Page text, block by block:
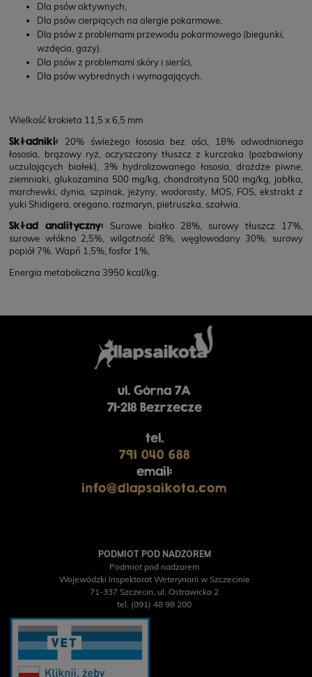
Dla psów aktywnych,
Dla psów cierpiących na alergie pokarmowe,
Dla psów z problemami przewodu pokarmowego (biegunki,
wzdęcia, gazy).
Dla psów z problemami skóry i sierści,
Dla psów wybrednych i wymagających.
Wielkość krokieta 11,5 x 6,5 mm
Składniki: 20% świeżego łososia bez ości, 18% odwodnionego
łososia, brązowy ryż, oczyszczony tłuszcz z kurczaka (pozbawiony
uczulających białek), 3% hydrolizowanego łososia, drożdże piwne,
ziemniaki, glukozamina 500 mg/kg, chondroityna 500 mg/kg, jabłka,
marchewki, dynia, szpinak, jeżyny, wodorosty, MOS, FOS, ekstrakt z
yuki Shidigera, oregano, rozmaryn, pietruszka, szałwia.
Skład analityczny: Surowe białko 28%, surowy tłuszcz 17%,
surowe włókno 2,5%, wilgotność 8%, węglowodany 30%, surowy
popiół 7%. Wapń 1,5%, fosfor 1%,
Energia metaboliczna 3950 kcal/kg.
ul. Górna 7A
71-218 Bezrzecze
tel.
791 040 688
email:
info@dlapsaikota.com
PODMIOT POD NADZOREM
Podmiot pod nadzorem
Wojewódzki Inspektorat Weterynarii w Szczecinie
71-337 Szczecin, ul. Ostrawicka 2
tel. (091) 48 98 200